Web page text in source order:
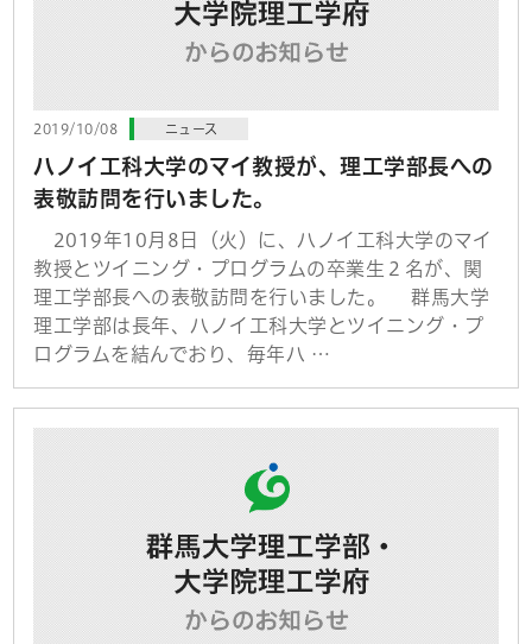
2019/10/08 ニュース
ハノイ工科大学のマイ教授が、理工学部長への
表敬訪問を行いました。
2019年10月8日（火）に、ハノイ工科大学のマイ
教授とツイニング・プログラムの卒業生２名が、関
理工学部長への表敬訪問を行いました。 群馬大学
理工学部は長年、ハノイ工科大学とツイニング・プ
ログラムを結んでおり、毎年ハ …